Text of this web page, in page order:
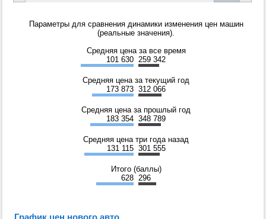
Параметры для сравнения динамики изменения цен машин
(реальные значения).
Средняя цена за все время
101 630 259 342
Средняя цена за текущий год
173 873 312 066
Средняя цена за прошлый год
183 354 348 789
Средняя цена три года назад
131 115 301 555
Итого (баллы)
628 296
График цен нового авто